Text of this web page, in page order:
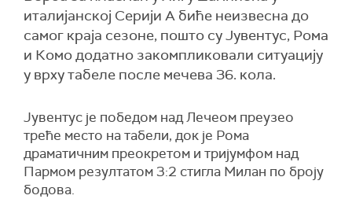
италијанској Серији А биће неизвесна до
самог краја сезоне, пошто су Јувентус, Рома
и Комо додатно закомпликовали ситуацију
у врху табеле после мечева 36. кола.
Јувентус је победом над Лечеом преузео
треће место на табели, док је Рома
драматичним преокретом и тријумфом над
Пармом резултатом 3:2 стигла Милан по броју
бодова.